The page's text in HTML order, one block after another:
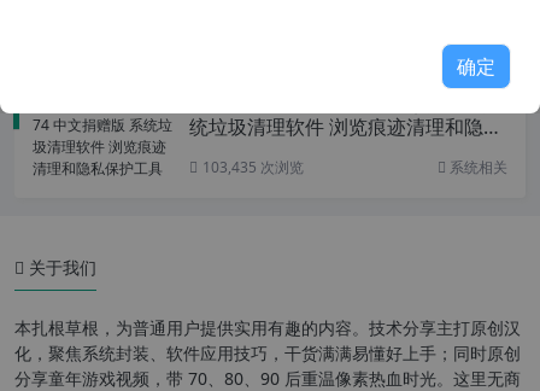
统垃圾清理软件 浏览痕迹清理和隐私
103,435 次浏览 系统相关
关于我们
本扎根草根，为普通用户提供实用有趣的内容。技术分享主打原创汉
化，聚焦系统封装、软件应用技巧，干货满满易懂好上手；同时原创
分享童年游戏视频，带 70、80、90 后重温像素热血时光。这里无商
确定